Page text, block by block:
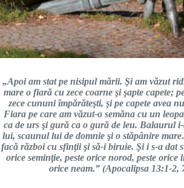
„Apoi am stat pe nisipul mării. Şi am văzut
mare o fiară cu zece coarne şi şapte capete;
zece cununi împărăteşti, şi pe capete avea
Fiara pe care am văzut-o semăna cu un
ca de urs şi gură ca o gură de leu. Balaurul
lui, scaunul lui de domnie şi o stăpânire
facă război cu sfinţii şi să-i biruie. Şi i s-a dat
orice seminţie, peste orice norod, peste orice
orice neam.” (Apocalipsa 13:1-2,